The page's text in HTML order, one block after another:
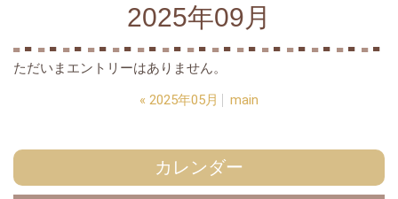
2025年09月
ただいまエントリーはありません。
« 2025年05月 main
カレンダー